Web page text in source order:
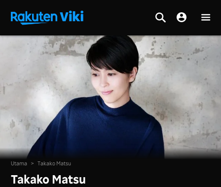
Utama > Takako Matsu
Takako Matsu